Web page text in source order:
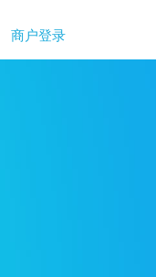
商户登录